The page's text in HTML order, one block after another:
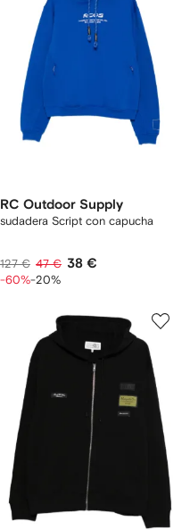
RC Outdoor Supply
sudadera Script con capucha
127 € 47 € 38 €
-60%-20%